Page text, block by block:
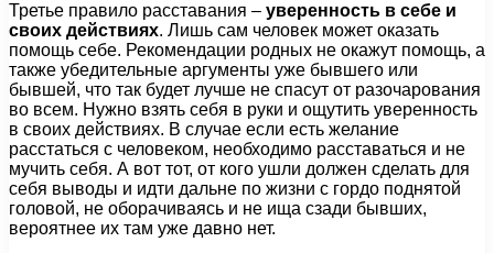
Третье правило расставания – уверенность в себе и
своих действиях. Лишь сам человек может оказать
помощь себе. Рекомендации родных не окажут помощь, а
также убедительные аргументы уже бывшего или
бывшей, что так будет лучше не спасут от разочарования
во всем. Нужно взять себя в руки и ощутить уверенность
в своих действиях. В случае если есть желание
расстаться с человеком, необходимо расставаться и не
мучить себя. А вот тот, от кого ушли должен сделать для
себя выводы и идти дальне по жизни с гордо поднятой
головой, не оборачиваясь и не ища сзади бывших,
вероятнее их там уже давно нет.